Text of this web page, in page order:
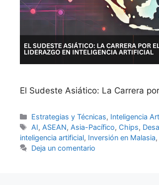
El Sudeste Asiático: La Carrera
Categorías
Estrategias y Técnicas, Inteligencia
Etiquetas
AI, ASEAN, Asia-Pacífico, Chips,
inteligencia artificial, Inversión en Malasia,
Deja un comentario